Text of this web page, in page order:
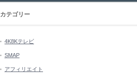
カテゴリー
4K8Kテレビ
SMAP
アフィリエイト